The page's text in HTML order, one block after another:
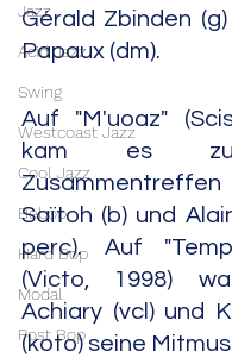
Jazz
Acid Jazz
Swing
Westcoast Jazz
Cool Jazz
Bebop
Hard Bop
Modal
Post Bop
Gérald Zbinden
Papaux (dm).
Auf "M'uoaz"
kam es
Saïtoh (b) und
perc). Auf
(Victo, 1998)
Achiary (vcl) und
(koto) seine